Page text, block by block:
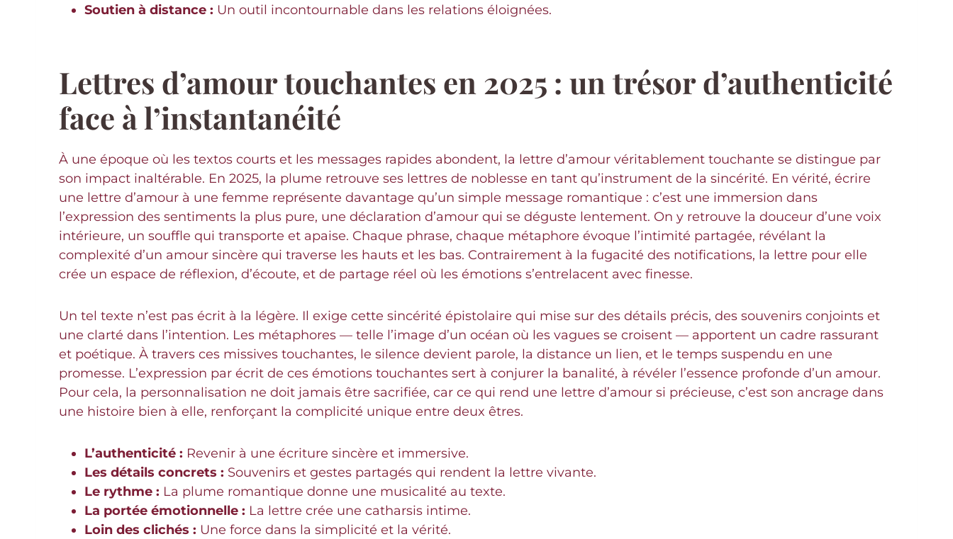
Soutien à distance : Un outil incontournable dans les relations éloignées.
Lettres d’amour touchantes en 2025 : un trésor d’authenticité
face à l’instantanéité
À une époque où les textos courts et les messages rapides abondent, la lettre d’amour véritablement touchante se distingue par
son impact inaltérable. En 2025, la plume retrouve ses lettres de noblesse en tant qu’instrument de la sincérité. En vérité, écrire
une lettre d’amour à une femme représente davantage qu’un simple message romantique : c’est une immersion dans
l’expression des sentiments la plus pure, une déclaration d’amour qui se déguste lentement. On y retrouve la douceur d’une voix
intérieure, un souffle qui transporte et apaise. Chaque phrase, chaque métaphore évoque l’intimité partagée, révélant la
complexité d’un amour sincère qui traverse les hauts et les bas. Contrairement à la fugacité des notifications, la lettre pour elle
crée un espace de réflexion, d’écoute, et de partage réel où les émotions s’entrelacent avec finesse.
Un tel texte n’est pas écrit à la légère. Il exige cette sincérité épistolaire qui mise sur des détails précis, des souvenirs conjoints et
une clarté dans l’intention. Les métaphores — telle l’image d’un océan où les vagues se croisent — apportent un cadre rassurant
et poétique. À travers ces missives touchantes, le silence devient parole, la distance un lien, et le temps suspendu en une
promesse. L’expression par écrit de ces émotions touchantes sert à conjurer la banalité, à révéler l’essence profonde d’un amour.
Pour cela, la personnalisation ne doit jamais être sacrifiée, car ce qui rend une lettre d’amour si précieuse, c’est son ancrage dans
une histoire bien à elle, renforçant la complicité unique entre deux êtres.
L’authenticité : Revenir à une écriture sincère et immersive.
Les détails concrets : Souvenirs et gestes partagés qui rendent la lettre vivante.
Le rythme : La plume romantique donne une musicalité au texte.
La portée émotionnelle : La lettre crée une catharsis intime.
Loin des clichés : Une force dans la simplicité et la vérité.